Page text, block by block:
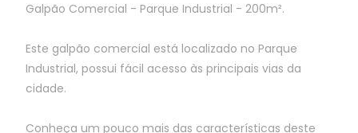
Galpão Comercial - Parque Industrial - 200m².
Este galpão comercial está localizado no Parque
Industrial, possui fácil acesso às principais vias da
cidade.
Conheça um pouco mais das características deste